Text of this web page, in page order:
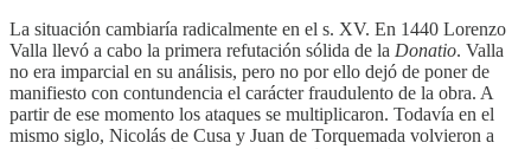
La situación cambiaría radicalmente en el s. XV. En 1440 Lorenzo
Valla llevó a cabo la primera refutación sólida de la Donatio. Valla
no era imparcial en su análisis, pero no por ello dejó de poner de
manifiesto con contundencia el carácter fraudulento de la obra. A
partir de ese momento los ataques se multiplicaron. Todavía en el
mismo siglo, Nicolás de Cusa y Juan de Torquemada volvieron a